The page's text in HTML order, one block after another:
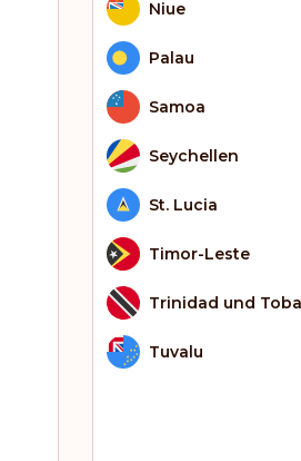
Niue
Palau
Samoa
Seychellen
St. Lucia
Timor-Leste
Trinidad und
Tuvalu